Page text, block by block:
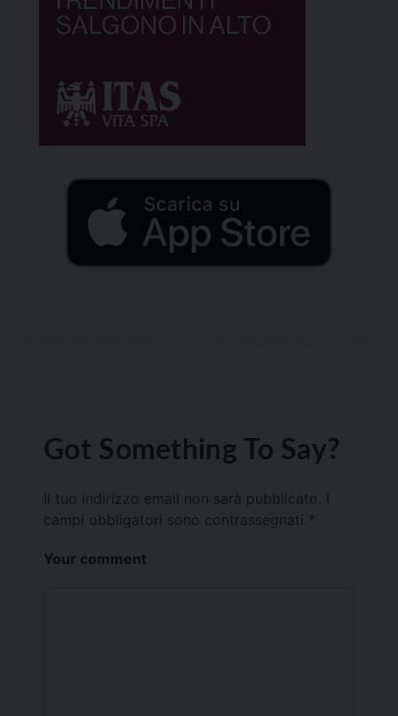
Got Something To Say?
Il tuo indirizzo email non sarà pubblicato.
campi obbligatori sono contrassegnati *
Your comment